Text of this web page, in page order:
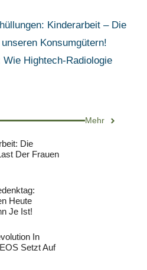
Kinderarbeit – Die
Konsumgütern!
Hightech-Radiologie
Mehr
Die
Der Frauen
Heute
Je Ist!
In
Setzt Auf